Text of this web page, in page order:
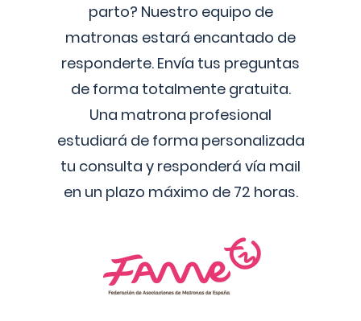
parto? Nuestro equipo de
matronas estará encantado de
responderte. Envía tus preguntas
de forma totalmente gratuita.
Una matrona profesional
estudiará de forma personalizada
tu consulta y responderá vía mail
en un plazo máximo de 72 horas.